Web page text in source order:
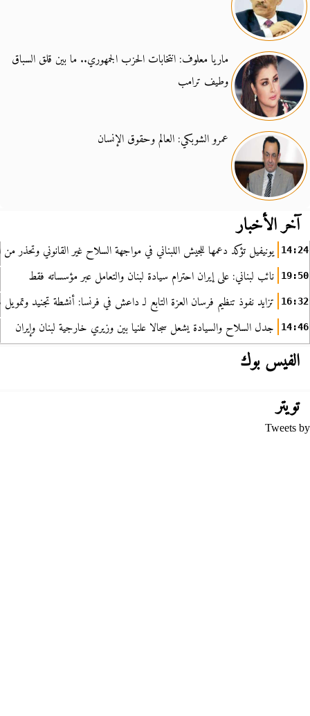
ماريا معلوف: انتخابات الحزب الجمهوري.. ما بين قلق السباق
وطيف ترامب
عمرو الشوبكي: العالم وحقوق الإنسان
آخر الأخبار
14:24 يونيفيل تؤكد دعمها للجيش اللبناني في مواجهة السلاح غير القانوني وتحذر من
19:50 نائب لبناني: على إيران احترام سيادة لبنان والتعامل عبر مؤسساته فقط
16:32 تزايد نفوذ تنظيم فرسان العزة التابع لـ داعش في فرنسا: أنشطة تجنيد
14:46 جدل السلاح والسيادة يشعل سجالا علنيا بين وزيري خارجية لبنان وإيران
الفيس بوك
تويتر
Tweets by